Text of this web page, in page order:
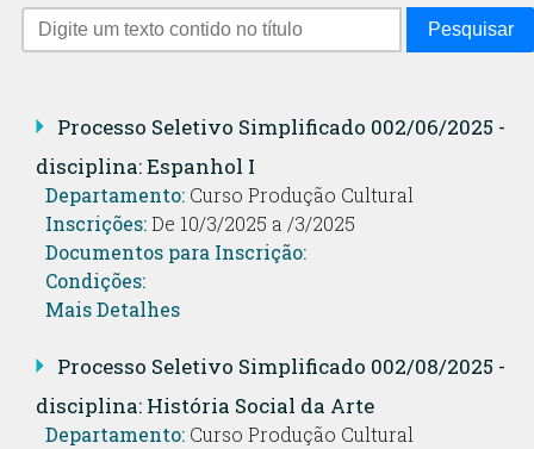
Pesquisar
Processo Seletivo Simplificado 002/06/2025 -
disciplina: Espanhol I
Departamento: Curso Produção Cultural
Inscrições:De 10/3/2025 a /3/2025
Documentos para Inscrição:
Condições:
Mais Detalhes
Processo Seletivo Simplificado 002/08/2025 -
disciplina: História Social da Arte
Departamento: Curso Produção Cultural